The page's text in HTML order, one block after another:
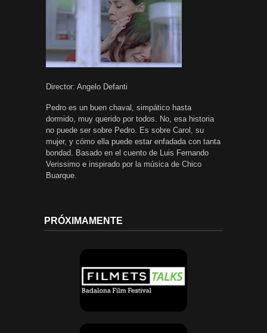
Director: Angelo Defanti
Pedro es un buen chaval, simpático hasta
dormido, muy querido por todos. No, esa historia
no puede ser sobre Pedro. Es sobre Carol, su
mujer, y cómo ella puede estar enfadada con tanta
bondad. Basado en el cuento de Luis Fernando
Verissimo e inspirado por la música de Chico
Buarque.
PRÓXIMAMENTE